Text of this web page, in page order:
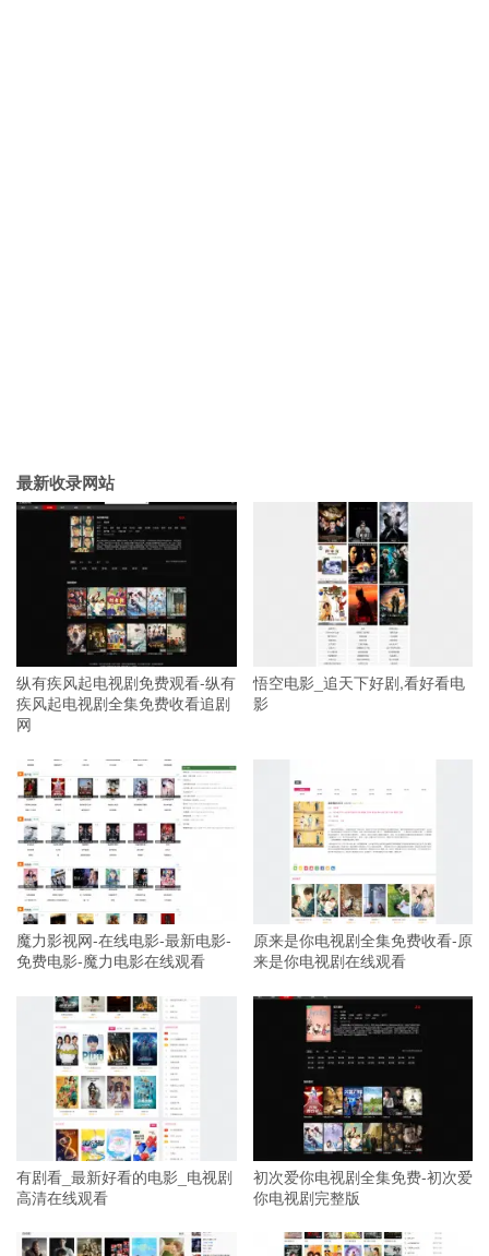
最新收录网站
纵有疾风起电视剧免费观看-纵有
疾风起电视剧全集免费收看追剧
网
悟空电影_追天下好剧,看好看电
影
魔力影视网-在线电影-最新电影-
免费电影-魔力电影在线观看
原来是你电视剧全集免费收看-原
来是你电视剧在线观看
有剧看_最新好看的电影_电视剧
高清在线观看
初次爱你电视剧全集免费-初次爱
你电视剧完整版